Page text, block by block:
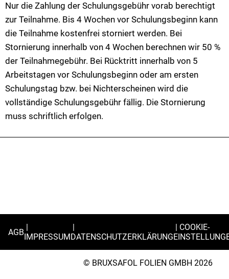
Nur die Zahlung der Schulungsgebühr vorab berechtigt
zur Teilnahme. Bis 4 Wochen vor Schulungsbeginn kann
die Teilnahme kostenfrei storniert werden. Bei
Stornierung innerhalb von 4 Wochen berechnen wir 50 %
der Teilnahmegebühr. Bei Rücktritt innerhalb von 5
Arbeitstagen vor Schulungsbeginn oder am ersten
Schulungstag bzw. bei Nichterscheinen wird die
vollständige Schulungsgebühr fällig. Die Stornierung
muss schriftlich erfolgen.
AGB IMPRESSUM DATENSCHUTZERKLÄRUNG
COOKIE-
© BRUXSAFOL FOLIEN GMBH 2026